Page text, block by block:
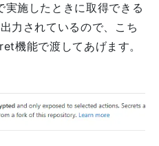
施したときに取得できる
力されているので、こち
機能で渡してあげます。